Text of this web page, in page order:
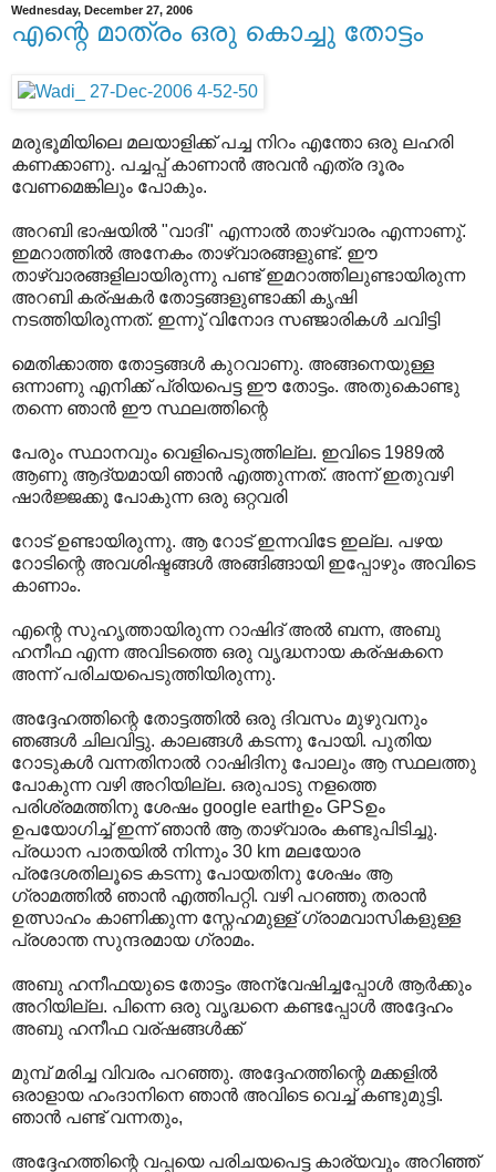
Wednesday, December 27, 2006
എന്റെ മാത്രം ഒരു കൊച്ചു തോട്ടം
മരുഭൂമിയിലെ മലയാളിക്ക് പച്ച നിറം എന്തോ ഒരു ലഹരി
കണക്കാണു. പച്ചപ്പ് കാണാന്‍ അവന്‍ എത്ര ദൂരം
വേണമെങ്കിലും പോകും.
അറബി ഭാഷയില്‍ "വാദി" എന്നാല്‍ താഴ്വാരം എന്നാണു്.
ഇമറാത്തില്‍ അനേകം താഴ്വാരങ്ങളുണ്ട്. ഈ
താഴ്വാരങ്ങളിലായിരുന്നു പണ്ട് ഇമറാത്തിലുണ്ടായിരുന്ന
അറബി കര്ഷകര്‍ തോട്ടങ്ങളുണ്ടാക്കി കൃഷി
നടത്തിയിരുന്നത്. ഇന്നു് വിനോദ സഞ്ജാരികള്‍ ചവിട്ടി
മെതിക്കാത്ത തോട്ടങ്ങള്‍ കുറവാണു. അങ്ങനെയുള്ള
ഒന്നാണു എനിക്ക് പ്രിയപെട്ട ഈ തോട്ടം. അതുകൊണ്ടു
തന്നെ ഞാന്‍ ഈ സ്ഥലത്തിന്റെ
പേരും സ്ഥാനവും വെളിപെടുത്തില്ല. ഇവിടെ 1989ല്‍
ആണു ആദ്യമായി ഞാന്‍ എത്തുന്നത്. അന്ന് ഇതുവഴി
ഷാര്‍ജ്ജക്കു പോകുന്ന ഒരു ഒറ്റവരി
റോട് ഉണ്ടായിരുന്നു. ആ റോട് ഇന്നവിടേ ഇല്ല. പഴയ
റോടിന്റെ അവശിഷ്ടങ്ങള്‍ അങ്ങിങ്ങായി ഇപ്പോഴും അവിടെ
കാണാം.
എന്റെ സുഹൃത്തായിരുന്ന റാഷിദ് അല്‍ ബന്ന, അബു
ഹനീഫ എന്ന അവിടത്തെ ഒരു വൃദ്ധനായ കര്ഷകനെ
അന്ന് പരിചയപെടുത്തിയിരുന്നു.
അദ്ദേഹത്തിന്റെ തോട്ടത്തില്‍ ഒരു ദിവസം മുഴുവനും
ഞങ്ങള്‍ ചിലവിട്ടു. കാലങ്ങള്‍ കടന്നു പോയി. പുതിയ
റോടുകള്‍ വന്നതിനാല്‍ റാഷിദിനു പോലും ആ സ്ഥലത്തു
പോകുന്ന വഴി അറിയില്ല. ഒരുപാടു നളത്തെ
പരിശ്രമത്തിനു ശേഷം google earthഉം GPSഉം
ഉപയോഗിച്ച് ഇന്ന് ഞാന്‍ ആ താഴ്വാരം കണ്ടുപിടിച്ചു.
പ്രധാന പാതയില്‍ നിന്നും 30 km മലയോര
പ്രദേശതിലൂടെ കടന്നു പോയതിനു ശേഷം ആ
ഗ്രാമത്തില്‍ ഞാന്‍ എത്തിപറ്റി. വഴി പറഞ്ഞു തരാന്‍
ഉത്സാഹം കാണിക്കുന്ന സ്നേഹമുള്ള് ഗ്രാമവാസികളുള്ള
പ്രശാന്ത സുന്ദരമായ ഗ്രാമം.
അബു ഹനീഫയുടെ തോട്ടം അന്വേഷിച്ചപ്പോള്‍ ആര്‍ക്കും
അറിയില്ല. പിന്നെ ഒരു വൃദ്ധനെ കണ്ടപ്പോള്‍ അദ്ദേഹം
അബു ഹനീഫ വര്ഷങ്ങള്‍ക്ക്
മുമ്പ് മരിച്ച വിവരം പറഞ്ഞു. അദ്ദേഹത്തിന്റെ മക്കളില്‍
ഒരാളായ ഹംദാനിനെ ഞാന്‍ അവിടെ വെച്ച് കണ്ടുമുട്ടി.
ഞാന്‍ പണ്ട് വന്നതും,
അദ്ദേഹത്തിന്റെ വപ്പയെ പരിചയപെട്ട കാര്യവും അറിഞ്ഞ്